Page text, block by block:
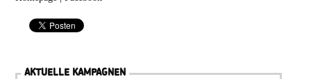
AKTUELLE KAMPAGNEN